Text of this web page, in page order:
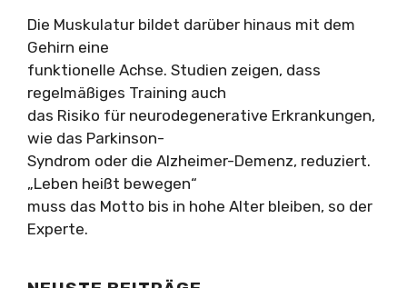
Die Muskulatur bildet darüber hinaus mit dem
Gehirn eine
funktionelle Achse. Studien zeigen, dass
regelmäßiges Training auch
das Risiko für neurodegenerative Erkrankungen,
wie das Parkinson-
Syndrom oder die Alzheimer-Demenz, reduziert.
„Leben heißt bewegen“
muss das Motto bis in hohe Alter bleiben, so der
Experte.